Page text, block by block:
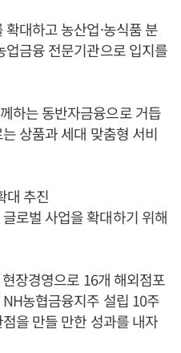
대하고 농산업·농식품 분
금융 전문기관으로 입지를
하는 동반자금융으로 거듭
상품과 세대 맞춤형 서비
대 추진
로벌 사업을 확대하기 위해
장경영으로 16개 해외점포
농협금융지주 설립 10주
을 만들 만한 성과를 내자